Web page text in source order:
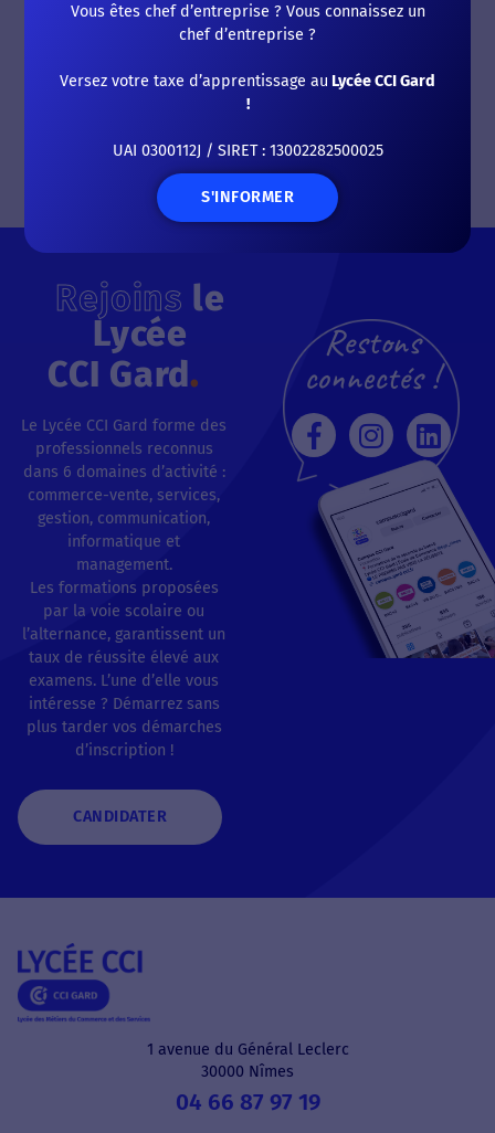
Rejoins le
Lycée
CCI Gard.
Le Lycée CCI Gard forme des
professionnels reconnus
dans 6 domaines d’activité :
commerce-vente, services,
gestion, communication,
informatique et
management.
Les formations proposées
par la voie scolaire ou
l’alternance, garantissent un
taux de réussite élevé aux
examens. L’une d’elle vous
intéresse ? Démarrez sans
plus tarder vos démarches
d’inscription !
CANDIDATER
Restons
connectés !
1 avenue du Général Leclerc
30000 Nîmes
04 66 87 97 19
Vous êtes chef d’entreprise ? Vous connaissez un
chef d’entreprise ?
Versez votre taxe d’apprentissage au Lycée CCI Gard
!
UAI 0300112J / SIRET : 13002282500025
S'INFORMER